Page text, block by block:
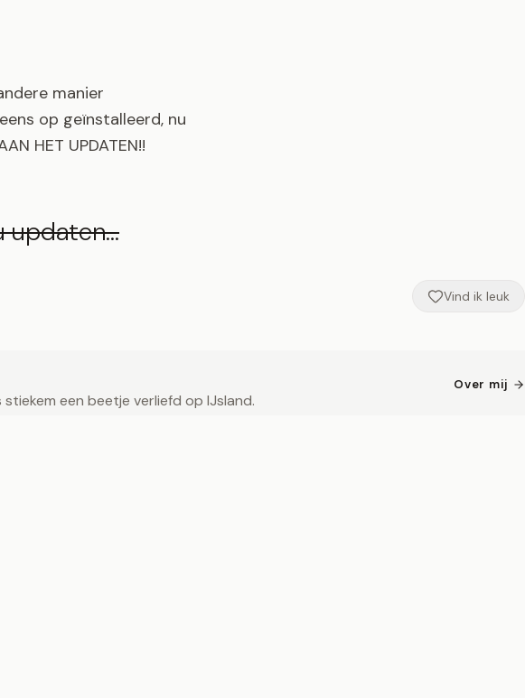
manier
op geïnstalleerd, nu
HET UPDATEN!!
updaten…
Vind ik leuk
een beetje verliefd op IJsland.
Over mij